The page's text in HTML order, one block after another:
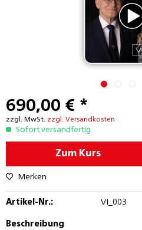
690,00 € *
zzgl. MwSt. zzgl. Versandkosten
Sofort versandfertig
Zum Kurs
Merken
Artikel-Nr.: VI_003
Beschreibung